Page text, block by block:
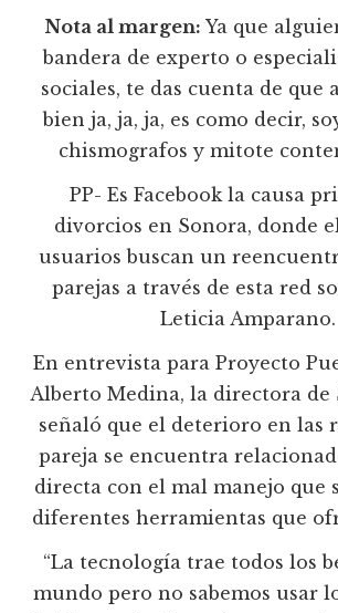
Nota al margen: Ya que
bandera de experto o
sociales, te das cuenta de que
bien ja, ja, ja, es como decir,
chismografos y mitote
PP- Es Facebook la causa
divorcios en Sonora, donde el
usuarios buscan un
parejas a través de esta red
Leticia Amparano.
En entrevista para Proyecto
Alberto Medina, la directora de
señaló que el deterioro en las
pareja se encuentra
directa con el mal manejo que
diferentes herramientas que
“La tecnología trae todos los
mundo pero no sabemos usar